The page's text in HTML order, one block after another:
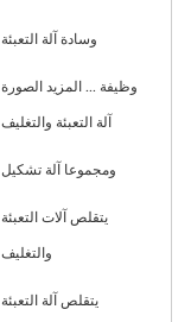
وسادة آلة التعبئة
وظيفة ... المزيد الصورة
آلة التعبئة والتغليف
ومجموعا آلة تشكيل
يتقلص آلات التعبئة
والتغليف
يتقلص آلة التعبئة